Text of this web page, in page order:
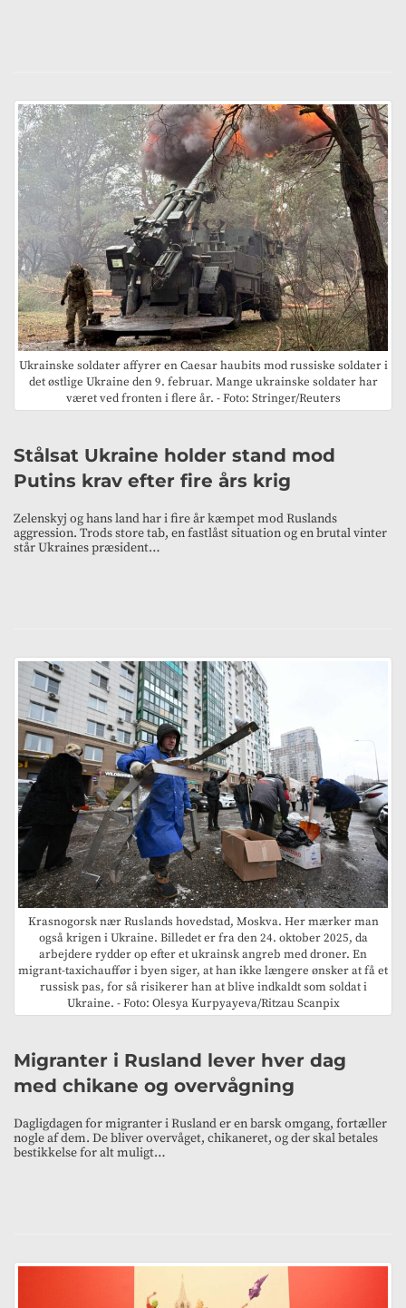
Ukrainske soldater affyrer en Caesar haubits mod russiske soldater i
det østlige Ukraine den 9. februar. Mange ukrainske soldater har
været ved fronten i flere år. - Foto: Stringer/Reuters
Stålsat Ukraine holder stand mod
Putins krav efter fire års krig
Zelenskyj og hans land har i fire år kæmpet mod Ruslands
aggression. Trods store tab, en fastlåst situation og en brutal vinter
står Ukraines præsident…
Krasnogorsk nær Ruslands hovedstad, Moskva. Her mærker man
også krigen i Ukraine. Billedet er fra den 24. oktober 2025, da
arbejdere rydder op efter et ukrainsk angreb med droner. En
migrant-taxichauffør i byen siger, at han ikke længere ønsker at få et
russisk pas, for så risikerer han at blive indkaldt som soldat i
Ukraine. - Foto: Olesya Kurpyayeva/Ritzau Scanpix
Migranter i Rusland lever hver dag
med chikane og overvågning
Dagligdagen for migranter i Rusland er en barsk omgang, fortæller
nogle af dem. De bliver overvåget, chikaneret, og der skal betales
bestikkelse for alt muligt…